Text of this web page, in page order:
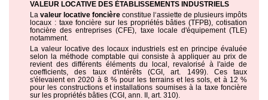
VALEUR LOCATIVE DES ÉTABLISSEMENTS INDUSTRIELS
La valeur locative foncière constitue l‘assiette de plusieurs impôts
locaux : taxe foncière sur les propriétés bâties (TFPB), cotisation
foncière des entreprises (CFE), taxe locale d'équipement (TLE)
notamment.
La valeur locative des locaux industriels est en principe évaluée
selon la méthode comptable qui consiste à appliquer au prix de
revient des différents éléments du local, revalorisé à l'aide de
coefficients, des taux d'intérêts (CGI, art. 1499). Ces taux
s'élevaient en 2020 à 8 % pour les terrains et les sols, et à 12 %
pour les constructions et installations soumises à la taxe foncière
sur les propriétés bâties (CGI, ann. II, art. 310).